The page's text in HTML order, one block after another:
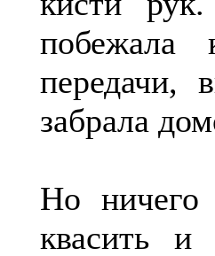
передачи,
забрала
Но ничего
квасить и